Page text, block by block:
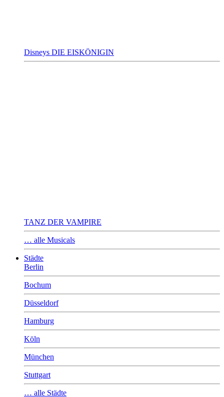
Disneys DIE EISKÖNIGIN
TANZ DER VAMPIRE
… alle Musicals
Städte
Berlin
Bochum
Düsseldorf
Hamburg
Köln
München
Stuttgart
… alle Städte